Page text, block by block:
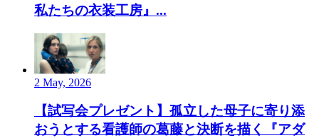
私たちの衣装工房』...
2 May, 2026
【試写会プレゼント】孤立した母子に寄り添
おうとする看護師の葛藤と決断を描く『アダ